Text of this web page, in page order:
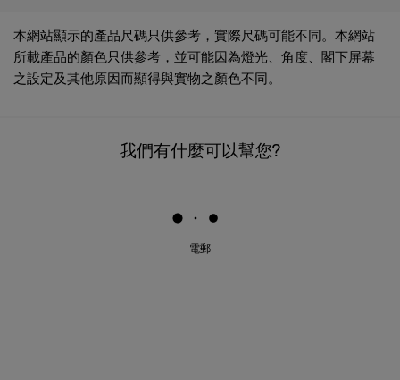
本網站顯示的產品尺碼只供參考，實際尺碼可能不同。本網站
所載產品的顏色只供參考，並可能因為燈光、角度、閣下屏幕
之設定及其他原因而顯得與實物之顏色不同。
我們有什麼可以幫您?
電郵